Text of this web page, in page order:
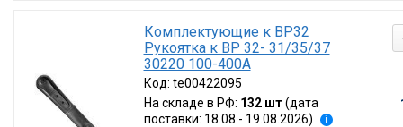
Комплектующие к ВР32
Рукоятка к ВР 32- 31/35/37
30220 100-400А
Код: te00422095
На складе в РФ: 132 шт (дата
поставки: 18.08 - 19.08.2026)
i